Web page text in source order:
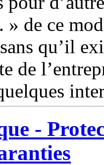
» de ce
qu’il
de
-